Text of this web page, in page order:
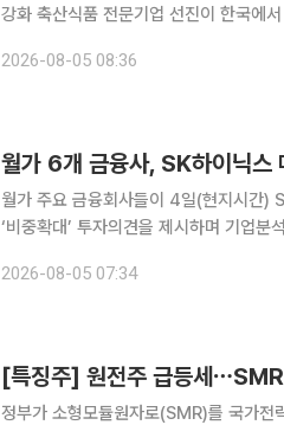
강화 축산식품 전문기업 선진이 한국에서 축적한 축산 운영 노하우를 베트남 양돈농가에 접목하며
(Food)을 잇는 ‘3F 가치사슬’을 기반으로
2026-08-05 08:36
월가 6개 금융사, SK하이닉스
월가 주요 금융회사들이 4일(현지시간)
‘비중확대’ 투자의견을 제시하며 기업분석(커버리지)을 개
2026-08-05 07:34
[특징주] 원전주 급등세⋯SMR
정부가 소형모듈원자로(SMR)를 국가전